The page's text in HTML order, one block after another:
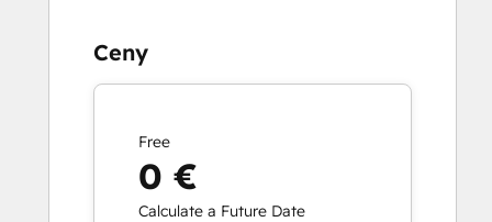
Ceny
Free
0 €
Calculate a Future Date